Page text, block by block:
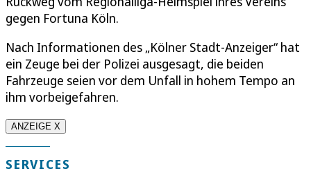
gegen Fortuna Köln.
Nach Informationen des „Kölner Stadt-Anzeiger“ hat
ein Zeuge bei der Polizei ausgesagt, die beiden
Fahrzeuge seien vor dem Unfall in hohem Tempo an
ihm vorbeigefahren.
ANZEIGE X
SERVICES